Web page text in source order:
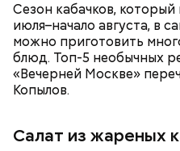
Сезон кабачков,
июля–начало августа, в
можно приготовить
блюд. Топ-5 необычных
«Вечерней Москве»
Копылов.
Салат из жареных